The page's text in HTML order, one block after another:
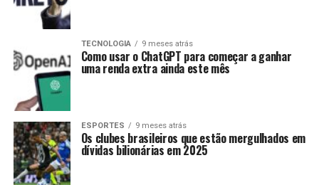
TECNOLOGIA 9 meses atrás
Como usar o ChatGPT para começar a ganhar
uma renda extra ainda este mês
ESPORTES 9 meses atrás
Os clubes brasileiros que estão mergulhados em
dívidas bilionárias em 2025